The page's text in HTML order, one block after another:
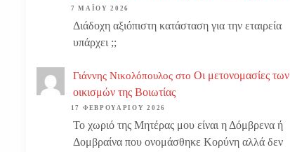
7 ΜΑΪ́ΟΥ 2026
Διάδοχη αξιόπιστη κατάσταση για την εταιρεία
υπάρχει ;;
Γιάννης Νικολόπουλος στο Οι μετονομασίες των
οικισμών της Βοιωτίας
17 ΦΕΒΡΟΥΑΡΊΟΥ 2026
Το χωριό της Μητέρας μου είναι η Δόμβρενα ή
Δομβραίνα που ονομάσθηκε Κορύνη αλλά δεν